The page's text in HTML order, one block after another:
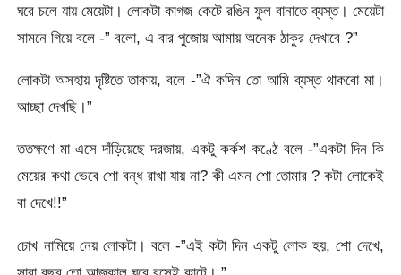
ঘরে চলে যায় মেয়েটা। লোকটা কাগজ কেটে রঙিন ফুল বানাতে ব্যস্ত। মেয়েটা
সামনে গিয়ে বলে -” বলো, এ বার পুজোয় আমায় অনেক ঠাকুর দেখাবে ?”
লোকটা অসহায় দৃষ্টিতে তাকায়, বলে -”ঐ কদিন তো আমি ব্যস্ত থাকবো মা।
আচ্ছা দেখছি।”
ততক্ষণে মা এসে দাঁড়িয়েছে দরজায়, একটু কর্কশ কণ্ঠে বলে -”একটা দিন কি
মেয়ের কথা ভেবে শো বন্ধ রাখা যায় না? কী এমন শো তোমার ? কটা লোকেই
বা দেখে!!”
চোখ নামিয়ে নেয় লোকটা। বলে -”এই কটা দিন একটু লোক হয়, শো দেখে,